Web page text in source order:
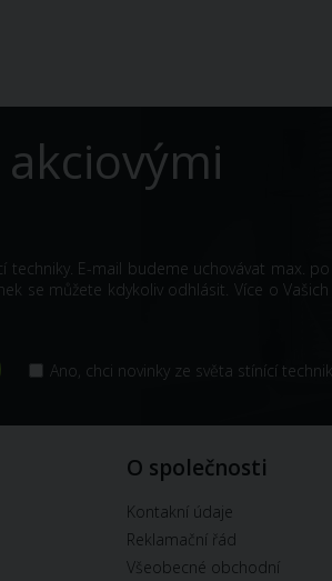
techniky. E-mail budeme uchovávat max.
se můžete kdykoliv odhlásit. Více o
Ano, chci novinky ze světa stínící
O společnosti
Kontakní údaje
Reklamační řád
Všeobecné obchodní